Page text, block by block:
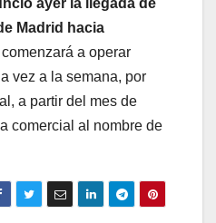
ayer la llegada de
Madrid hacia
a operar
vez a la semana, por
a partir del mes de
comercial al nombre de